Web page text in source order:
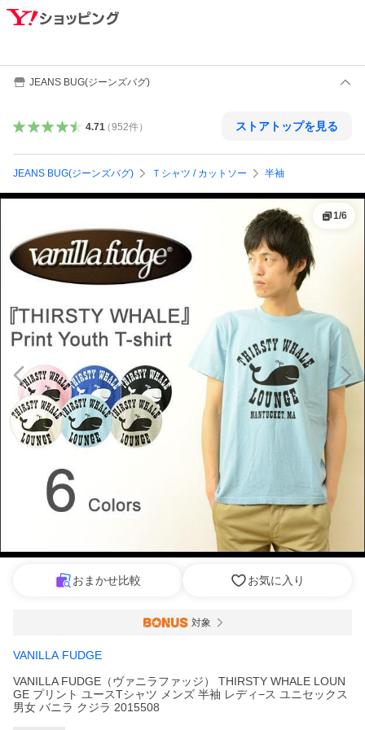
JEANS BUG(ジーンズバグ)
4.71（952件） ストアトップを見る
JEANS BUG(ジーンズバグ) Ｔシャツ / カットソー 半袖
1/6
おまかせ比較 お気に入り
対象
VANILLA FUDGE
VANILLA FUDGE（ヴァニラファッジ） THIRSTY WHALE LOUN
GE プリント ユースTシャツ メンズ 半袖 レディ−ス ユニセックス
男女 バニラ クジラ 2015508